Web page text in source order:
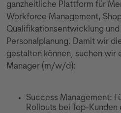
ganzheitliche Plattform für
Workforce Management,
Qualifikationsentwicklung
Personalplanung. Damit wir
gestalten können, suchen wir
Manager (m/w/d):
Success Management:
Rollouts bei Top-